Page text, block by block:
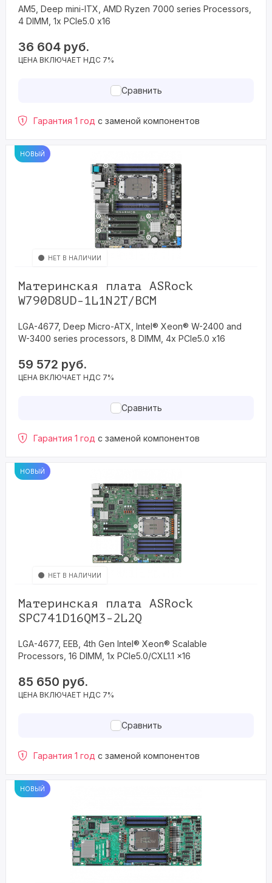
AM5, Deep mini-ITX, AMD Ryzen 7000 series Processors,
4 DIMM, 1x PCIe5.0 x16
36 604 руб.
ЦЕНА ВКЛЮЧАЕТ НДС 7%
Сравнить
Гарантия 1 год с заменой компонентов
НОВЫЙ
НЕТ В НАЛИЧИИ
Материнская плата ASRock
W790D8UD-1L1N2T/BCM
LGA-4677, Deep Micro-ATX, Intel® Xeon® W-2400 and
W-3400 series processors, 8 DIMM, 4x PCIe5.0 x16
59 572 руб.
ЦЕНА ВКЛЮЧАЕТ НДС 7%
Сравнить
Гарантия 1 год с заменой компонентов
НОВЫЙ
НЕТ В НАЛИЧИИ
Материнская плата ASRock
SPC741D16QM3-2L2Q
LGA-4677, EEB, 4th Gen Intel® Xeon® Scalable
Processors, 16 DIMM, 1x PCIe5.0/CXL1.1 x16
85 650 руб.
ЦЕНА ВКЛЮЧАЕТ НДС 7%
Сравнить
Гарантия 1 год с заменой компонентов
НОВЫЙ